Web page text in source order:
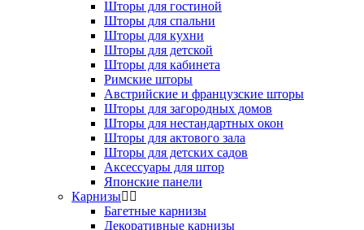
Шторы для гостиной
Шторы для спальни
Шторы для кухни
Шторы для детской
Шторы для кабинета
Римские шторы
Австрийские и французские шторы
Шторы для загородных домов
Шторы для нестандартных окон
Шторы для актового зала
Шторы для детских садов
Аксессуары для штор
Японские панели
Карнизы
Багетные карнизы
Декоративные карнизы